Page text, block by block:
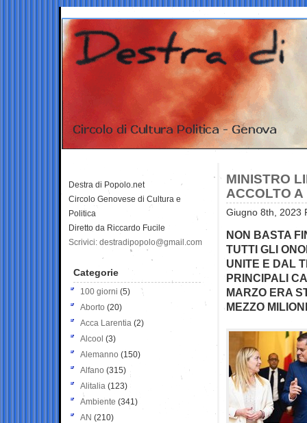
MINISTRO
ACCOLTO
Giugno 8th, 2023
NON BASTA
TUTTI GLI
UNITE E DAL
PRINCIPALI
MARZO ERA
MEZZO
Destra di Popolo.net
Circolo Genovese di Cultura e
Politica
Diretto da Riccardo Fucile
Scrivici: destradipopolo@gmail.com
Categorie
100 giorni (5)
Aborto (20)
Acca Larentia (2)
Alcool (3)
Alemanno (150)
Alfano (315)
Alitalia (123)
Ambiente (341)
AN (210)